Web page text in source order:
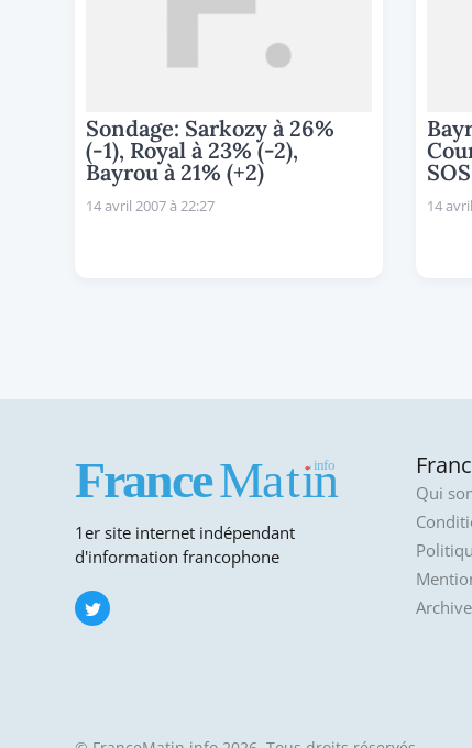
Sondage: Sarkozy à 26%
(-1), Royal à 23% (-2),
Bayrou à 21% (+2)
14 avril 2007 à 22:27 14
1er site internet indépendant
d'information francophone
Qui